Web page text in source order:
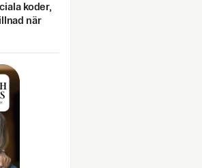
koder,
när